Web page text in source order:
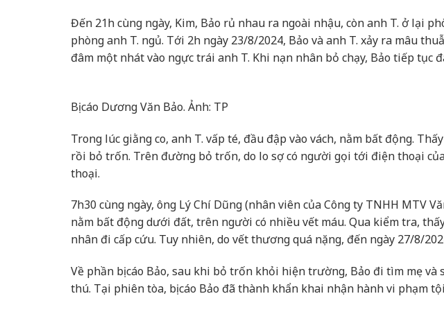
Đến 21h cùng ngày, Kim, Bảo rủ nhau ra ngoài nhậu, còn anh T. ở lại
phòng anh T. ngủ. Tới 2h ngày 23/8/2024, Bảo và anh T. xảy ra mâu
đâm một nhát vào ngực trái anh T. Khi nạn nhân bỏ chạy, Bảo tiếp tục
Bị cáo Dương Văn Bảo. Ảnh: TP
Trong lúc giằng co, anh T. vấp té, đầu đập vào vách, nằm bất động.
rồi bỏ trốn. Trên đường bỏ trốn, do lo sợ có người gọi tới điện thoại
thoại.
7h30 cùng ngày, ông Lý Chí Dũng (nhân viên của Công ty TNHH MTV
nằm bất động dưới đất, trên người có nhiều vết máu. Qua kiểm tra,
nhân đi cấp cứu. Tuy nhiên, do vết thương quá nặng, đến ngày 27/8/
Về phần bị cáo Bảo, sau khi bỏ trốn khỏi hiện trường, Bảo đi tìm mẹ
thú. Tại phiên tòa, bị cáo Bảo đã thành khẩn khai nhận hành vi phạm